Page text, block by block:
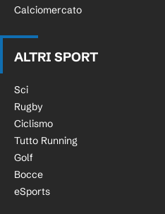
Calciomercato
ALTRI SPORT
Sci
Rugby
Ciclismo
Tutto Running
Golf
Bocce
eSports